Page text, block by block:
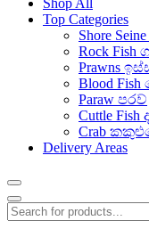
Shop All
Top Categories
Shore
Rock Fish
Prawns
Blood
Paraw පරව්
Cuttle Fish
Crab
Delivery Areas